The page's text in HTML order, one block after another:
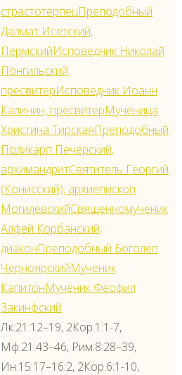
страстотерпецПреподобный
Далмат Исетский,
ПермскийИсповедник Николай
Понгильский,
пресвитерИсповедник Иоанн
Калинин, пресвитерМученица
Христина ТирскаяПреподобный
Поликарп Печерский,
архимандритСвятитель Георгий
(Конисский), архиепископ
МогилевскийСвященномученик
Алфей Корбанский,
диаконПреподобный Боголеп
ЧерноярскийМученик
КапитонМученик Феофил
Закинфский
Лк.21:12–19, 2Кор.1:1-7,
Мф.21:43–46, Рим.8:28–39,
Ин.15:17–16:2, 2Кор.6:1-10,